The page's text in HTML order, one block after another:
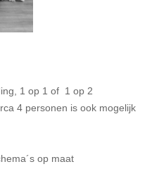
1 op 1 of 1 op 2
4 personen is ook mogelijk
op maat